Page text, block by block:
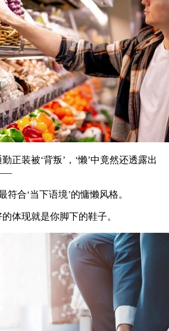
装被‘背叛’，‘懒’中竟然还透露出
合‘当下语境’的慵懒风格。
现就是你脚下的鞋子。